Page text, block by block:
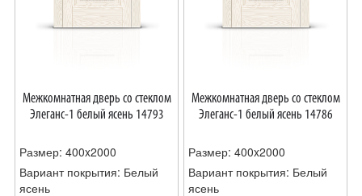
Межкомнатная дверь со стеклом
Элеганс-1 белый ясень 14793
Размер: 400x2000
Вариант покрытия: Белый
ясень
Межкомнатная дверь со стеклом
Элеганс-1 белый ясень 14786
Размер: 400x2000
Вариант покрытия: Белый
ясень